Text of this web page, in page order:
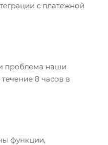
с платежной
проблема наши
8 часов в
функции,